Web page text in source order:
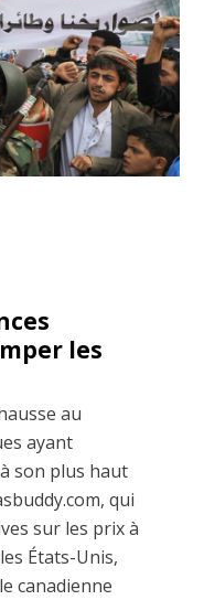
les
au
ayant
son plus haut
qui
sur les prix à
États-Unis,
canadienne